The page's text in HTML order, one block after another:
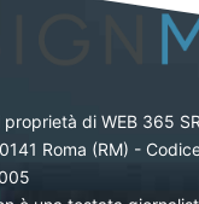
di WEB 365
Roma (RM) -